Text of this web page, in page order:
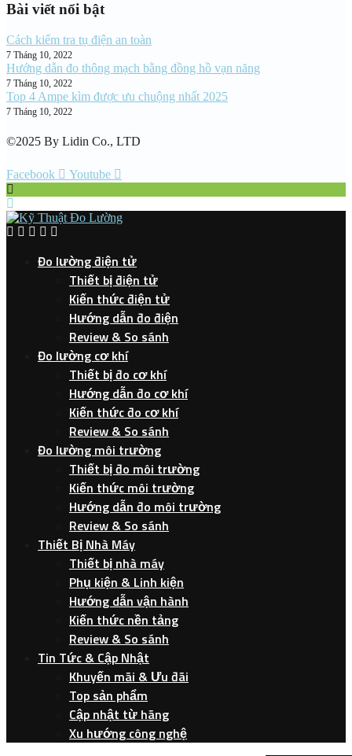
Bài viết nổi bật
Cách kiểm tra tụ điện an toàn
7 Tháng 10, 2022
Hướng dẫn đo thông mạch bằng đồng hồ vạn năng
7 Tháng 10, 2022
Top 4 Ampe kìm được ưu chuộng nhất 2025
7 Tháng 10, 2022
©2025 By Lidin Co., LTD
Facebook Youtube
Đo lường điện tử
Thiết bị điện tử
Kiến thức điện tử
Hướng dẫn đo điện
Review & So sánh
Đo lường cơ khí
Thiết bị đo cơ khí
Hướng dẫn đo cơ khí
Kiến thức đo cơ khí
Review & So sánh
Đo lường môi trường
Thiết bị đo môi trường
Kiến thức môi trường
Hướng dẫn đo môi trường
Review & So sánh
Thiết Bị Nhà Máy
Thiết bị nhà máy
Phụ kiện & Linh kiện
Hướng dẫn vận hành
Kiến thức nền tảng
Review & So sánh
Tin Tức & Cập Nhật
Khuyến mãi & Ưu đãi
Top sản phẩm
Cập nhật từ hãng
Xu hướng công nghệ